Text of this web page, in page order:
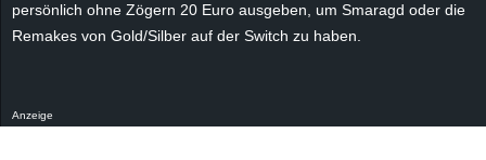
persönlich ohne Zögern 20 Euro ausgeben, um Smaragd oder die
Remakes von Gold/Silber auf der Switch zu haben.
Anzeige